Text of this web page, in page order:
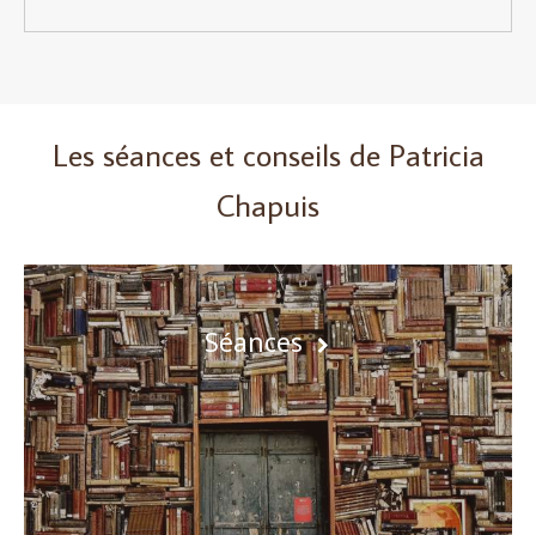
Les séances et conseils de Patricia
Chapuis
Séances